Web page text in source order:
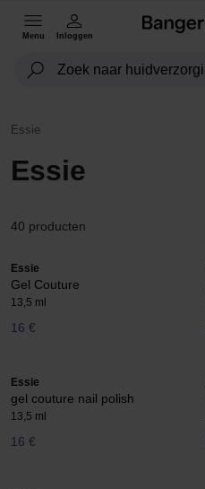
Menu Inloggen
Essie
Essie
40 producten
Essie
Gel Couture
13,5 ml
16 €
Essie
gel couture nail polish
13,5 ml
16 €